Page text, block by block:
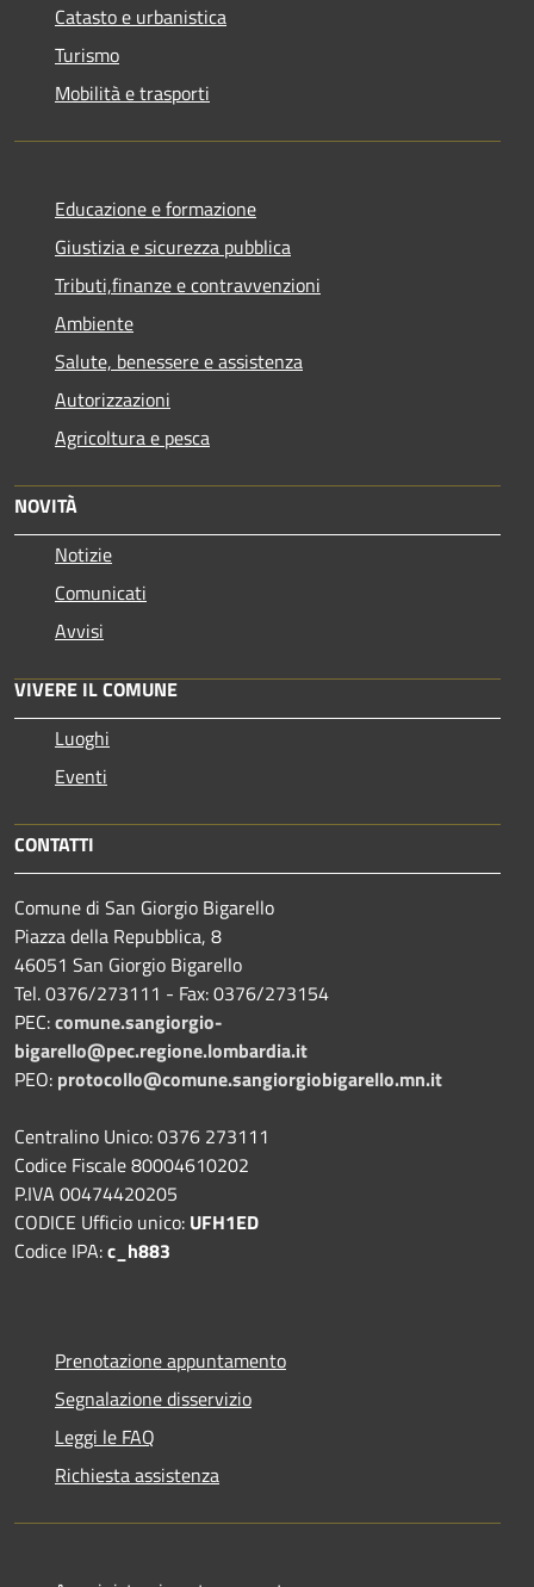
Catasto e urbanistica
Turismo
Mobilità e trasporti
Educazione e formazione
Giustizia e sicurezza pubblica
Tributi,finanze e contravvenzioni
Ambiente
Salute, benessere e assistenza
Autorizzazioni
Agricoltura e pesca
NOVITÀ
Notizie
Comunicati
Avvisi
VIVERE IL COMUNE
Luoghi
Eventi
CONTATTI
Comune di San Giorgio Bigarello
Piazza della Repubblica, 8
46051 San Giorgio Bigarello
Tel. 0376/273111 - Fax: 0376/273154
PEC:comune.sangiorgio-
bigarello@pec.regione.lombardia.it
PEO: protocollo@comune.sangiorgiobigarello.mn.it
Centralino Unico: 0376 273111
Codice Fiscale 80004610202
P.IVA 00474420205
CODICE Ufficio unico: UFH1ED
Codice IPA:c_h883
Prenotazione appuntamento
Segnalazione disservizio
Leggi le FAQ
Richiesta assistenza